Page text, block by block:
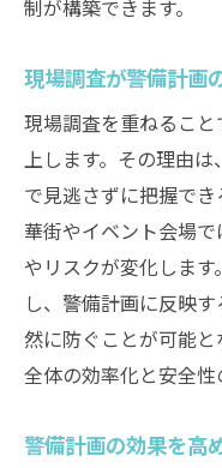
制が構築できます。
現場調査が警備計画
現場調査を重ねるこ
上します。その理由
で見逃さずに把握で
華街やイベント会場
やリスクが変化しま
し、警備計画に反映
然に防ぐことが可能
全体の効率化と安全性
警備計画の効果を高